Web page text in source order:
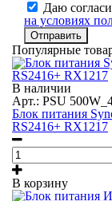
Даю
на условиях
Отправить
Популярные
В наличии
Арт.: PSU
Блок питания
RS2416+ RX1217
В корзину